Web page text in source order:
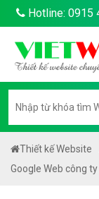
Hotline: 0915
Thiết kế Website
Google Web công